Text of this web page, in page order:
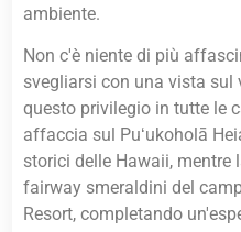
ambiente.
Non c'è niente di più
svegliarsi con una vista sul
questo privilegio in tutte le
affaccia sul Puʻukoholā
storici delle Hawaii, mentre
fairway smeraldini del
Resort, completando